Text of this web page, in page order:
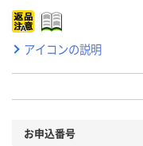
アイコンの説明
お申込番号